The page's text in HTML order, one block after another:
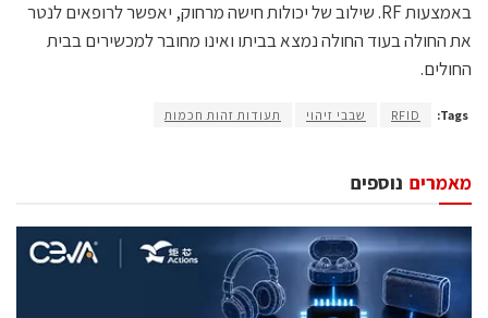
באמצעות RF. שילוב של יכולות חישה מרחוק, יאפשר לרופאים לנטר
את החולה בעוד החולה נמצא בביתו ואינו מחובר למכשירים בבית
החולים.
Tags:
RFID שבבי זיהוי תעודות זהות חכמות
נוספים מאמרים